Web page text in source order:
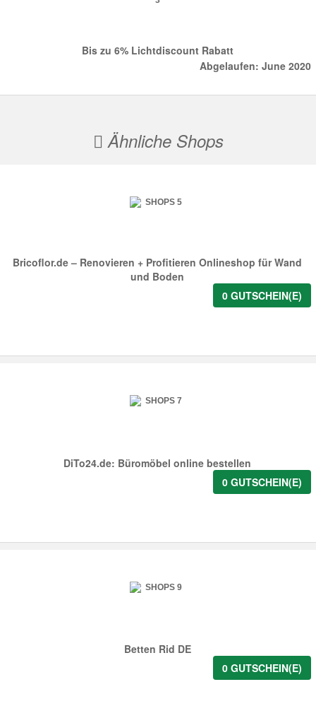
Bis zu 6% Lichtdiscount Rabatt
Abgelaufen: June 2020
Ähnliche Shops
Bricoflor.de – Renovieren + Profitieren Onlineshop für Wand
und Boden
0 GUTSCHEIN(E)
DiTo24.de: Büromöbel online bestellen
0 GUTSCHEIN(E)
Betten Rid DE
0 GUTSCHEIN(E)